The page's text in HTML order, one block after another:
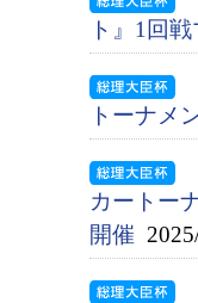
ト』1回
トーナメ
カートー
開催